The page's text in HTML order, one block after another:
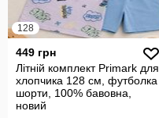
128
449 грн
Літній комплект Primark для
хлопчика 128 см, футболка
шорти, 100% бавовна,
новий